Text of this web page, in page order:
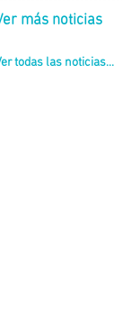
más noticias
todas las noticias...